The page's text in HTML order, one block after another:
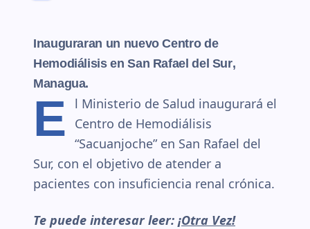
Inauguraran un nuevo Centro de
Hemodiálisis en San Rafael del Sur,
Managua.
E
l Ministerio de Salud inaugurará el
Centro de Hemodiálisis
“Sacuanjoche” en San Rafael del
Sur, con el objetivo de atender a
pacientes con insuficiencia renal crónica.
Te puede interesar leer: ¡Otra Vez!